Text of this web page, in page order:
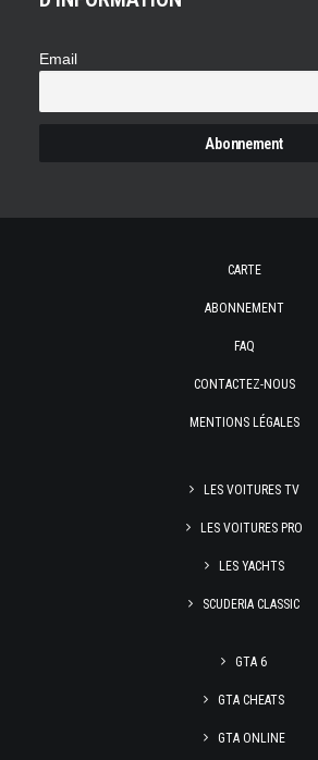
Email
CARTE
ABONNEMENT
FAQ
CONTACTEZ-NOUS
MENTIONS LÉGALES
LES VOITURES TV
LES VOITURES PRO
LES YACHTS
SCUDERIA CLASSIC
GTA 6
GTA CHEATS
GTA ONLINE